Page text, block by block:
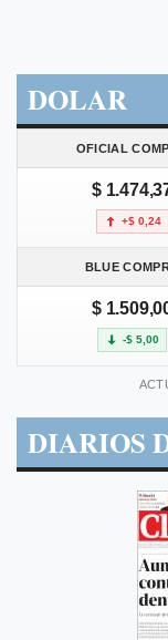
DOLAR
OFICIAL
$
+$ 0,24
BLUE
$
-$ 5,00
DIARIOS